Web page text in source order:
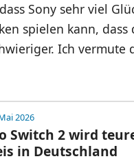
Sony sehr viel
spielen kann,
Ich vermute
2026
Switch 2 wird
in Deutschland